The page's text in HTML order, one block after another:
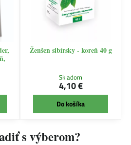
Ženšen sibírsky - koreň 40 g
Skladom
4,10 €
Do košíka
s výberom?